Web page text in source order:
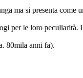
ma si presenta come
per le loro peculiarità.
80mila anni fa).